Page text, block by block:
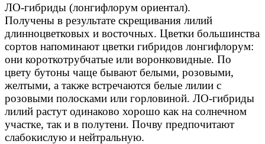
ЛО-гибриды (лонгифлорум ориентал).
Получены в результате скрещивания лилий
длинноцветковых и восточных. Цветки большинства
сортов напоминают цветки гибридов лонгифлорум:
они короткотрубчатые или воронковидные. По
цвету бутоны чаще бывают белыми, розовыми,
желтыми, а также встречаются белые лилии с
розовыми полосками или горловиной. ЛО-гибриды
лилий растут одинаково хорошо как на солнечном
участке, так и в полутени. Почву предпочитают
слабокислую и нейтральную.